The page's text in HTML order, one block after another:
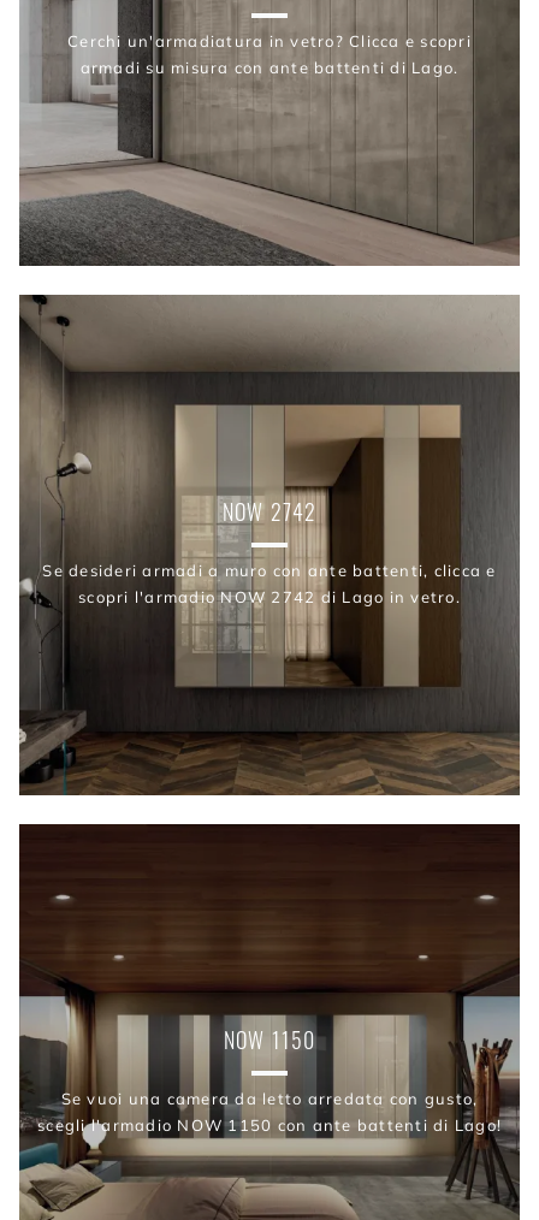
Cerchi un'armadiatura in vetro? Clicca e scopri
armadi su misura con ante battenti di Lago.
NOW 2742
Se desideri armadi a muro con ante battenti, clicca e
scopri l'armadio NOW 2742 di Lago in vetro.
NOW 1150
Se vuoi una camera da letto arredata con gusto,
scegli l'armadio NOW 1150 con ante battenti di Lago!